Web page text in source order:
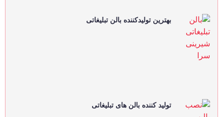
بهترین تولیدکننده بالن تبلیغاتی
تولید کننده بالن های تبلیغاتی